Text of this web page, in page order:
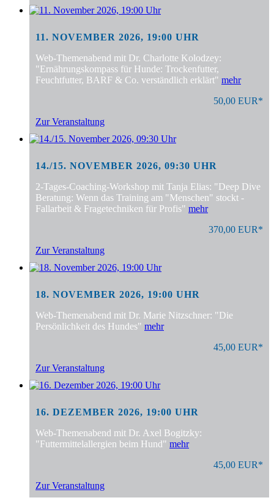
11. NOVEMBER 2026, 19:00 UHR
Web-Themenabend mit Dr. Charlotte Kolodzey:
"Ernährungskompass für Hunde: Trockenfutter,
Feuchtfutter, BARF & Co. verständlich erklärt" mehr
50,00 EUR*
Zur Veranstaltung
14./15. NOVEMBER 2026, 09:30 UHR
2-Tages-Coaching-Workshop mit Tanja Elias: "Deep Dive
Beratung: Wenn das Training am "Menschen" stockt -
Fallarbeit & Fragetechniken für Profis" mehr
370,00 EUR*
Zur Veranstaltung
18. NOVEMBER 2026, 19:00 UHR
Web-Themenabend mit Dr. Marie Nitzschner: "Die
Persönlichkeit des Hundes" mehr
45,00 EUR*
Zur Veranstaltung
16. DEZEMBER 2026, 19:00 UHR
Web-Themenabend mit Dr. Axel Bogitzky:
"Futtermittelallergien beim Hund" mehr
45,00 EUR*
Zur Veranstaltung